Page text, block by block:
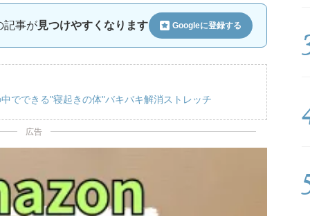
記事が見つけやすくなります Googleに登録する
でできる"寝起きの体"バキバキ解消ストレッチ
広告